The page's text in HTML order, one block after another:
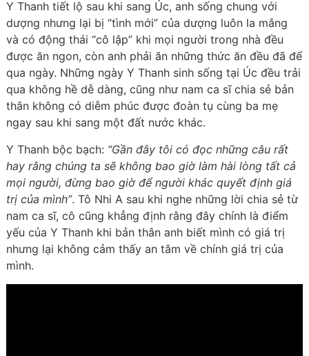
Y Thanh tiết lộ sau khi sang Úc, anh sống chung với
dượng nhưng lại bị “tình mới” của dượng luôn la mắng
và có động thái “cô lập” khi mọi người trong nhà đều
được ăn ngon, còn anh phải ăn những thức ăn đều đã để
qua ngày. Những ngày Y Thanh sinh sống tại Úc đều trải
qua không hề dễ dàng, cũng như nam ca sĩ chia sẻ bản
thân không có diễm phúc được đoàn tụ cùng ba mẹ
ngay sau khi sang một đất nước khác.
Y Thanh bộc bạch: “Gần đây tôi có đọc những câu rất
hay rằng chúng ta sẽ không bao giờ làm hài lòng tất cả
mọi người, đừng bao giờ để người khác quyết định giá
trị của mình”. Tô Nhi A sau khi nghe những lời chia sẻ từ
nam ca sĩ, cô cũng khẳng định rằng đây chính là điểm
yếu của Y Thanh khi bản thân anh biết mình có giá trị
nhưng lại không cảm thấy an tâm về chính giá trị của
mình.